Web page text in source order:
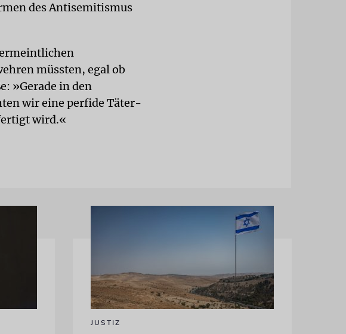
des Antisemitismus
müssten, egal ob
»Gerade in den
wir eine perfide Täter-
wird.«
JUSTIZ